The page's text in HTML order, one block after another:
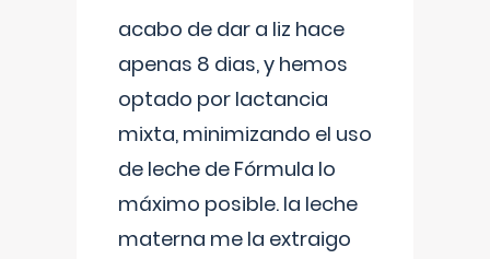
acabo de dar a liz hace
apenas 8 dias, y hemos
optado por lactancia
mixta, minimizando el uso
de leche de Fórmula lo
máximo posible. la leche
materna me la extraigo